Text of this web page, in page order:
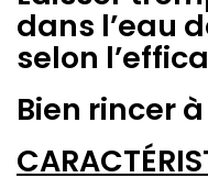
dans l’eau
selon
Bien rincer